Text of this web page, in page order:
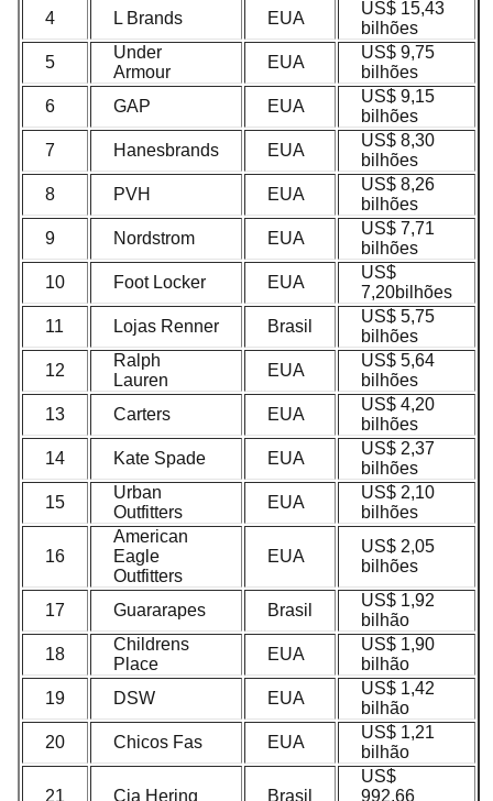
4
L Brands EUA
US$ 15,43
bilhões
5
Under
Armour
EUA
US$ 9,75
bilhões
6
GAP EUA
US$ 9,15
bilhões
7
Hanesbrands EUA
US$ 8,30
bilhões
8
PVH EUA
US$ 8,26
bilhões
9
Nordstrom EUA
US$ 7,71
bilhões
10
Foot Locker EUA
US$
7,20bilhões
11
Lojas Renner Brasil
US$ 5,75
bilhões
12
Ralph
Lauren
EUA
US$ 5,64
bilhões
13
Carters EUA
US$ 4,20
bilhões
14
Kate Spade EUA
US$ 2,37
bilhões
15
Urban
Outfitters
EUA
US$ 2,10
bilhões
16
American
Eagle
Outfitters
EUA
US$ 2,05
bilhões
17 Guararapes Brasil
US$ 1,92
bilhão
18
Childrens
Place
EUA
US$ 1,90
bilhão
19
DSW EUA
US$ 1,42
bilhão
20
Chicos Fas EUA
US$ 1,21
bilhão
21 Cia Hering Brasil
US$
992,66